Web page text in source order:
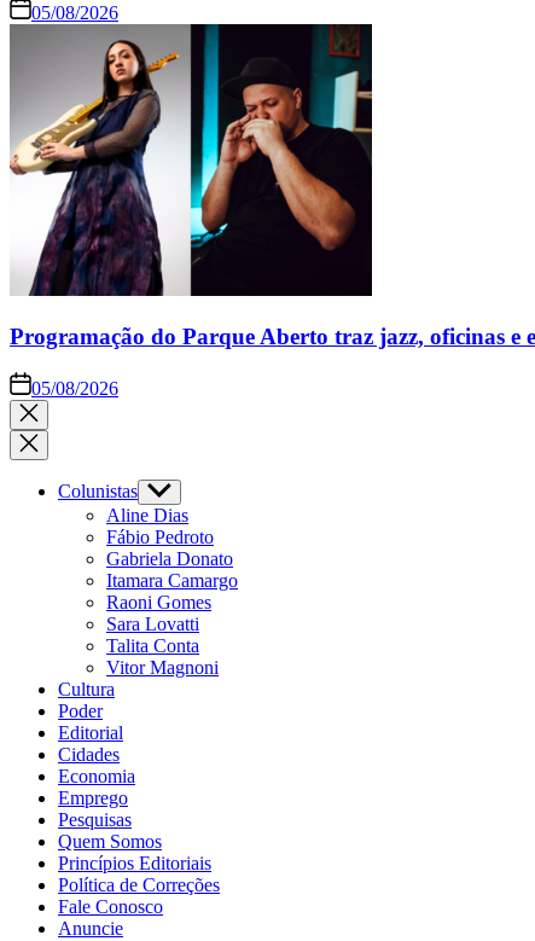
05/08/2026
Programação do Parque Aberto traz jazz, oficinas e
05/08/2026
Close
search
Colunistas Show
sub
menu
Aline Dias
Fábio Pedroto
Gabriela Donato
Itamara Camargo
Raoni Gomes
Sara Lovatti
Talita Conta
Vitor Magnoni
Cultura
Poder
Editorial
Cidades
Economia
Emprego
Pesquisas
Quem Somos
Princípios Editoriais
Política de Correções
Fale Conosco
Anuncie